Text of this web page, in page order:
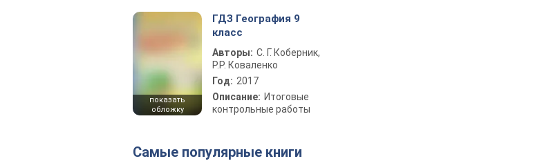
показать
обложку
ГДЗ География 9
класс
Авторы: С. Г. Коберник,
Р.Р. Коваленко
Год: 2017
Описание: Итоговые
контрольные работы
Самые популярные книги